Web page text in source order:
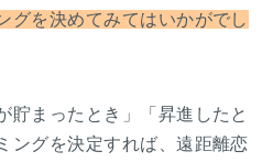
グを決めてみてはいかがでし
貯まったとき」「昇進したと
ングを決定すれば、遠距離恋